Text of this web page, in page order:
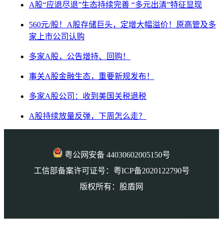
A股“应退尽退”生态持续完善 “多元出清”特征显现
560元/股！A股存储巨头，定增大幅溢价！原高管及多
家上市公司认购
多家A股，公告增持、回购！
事关A股金融生态，重要新规发布！
多家A股公司：收到美国关税退税
A股持续放量反弹，下周怎么走？
粤公网安备 44030602005150号
工信部备案许可证号：粤ICP备2020122790号
版权所有：股盾网